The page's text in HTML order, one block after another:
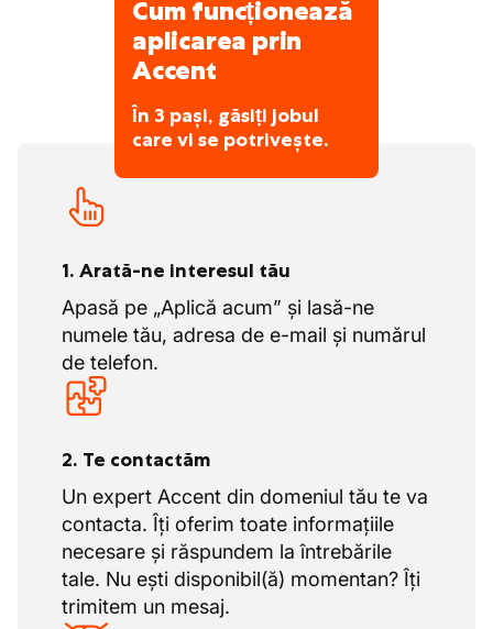
Cum funcționează
aplicarea prin
Accent
În 3 pași, găsiți jobul
care vi se potrivește.
1. Arată-ne interesul tău
Apasă pe „Aplică acum” și lasă-ne
numele tău, adresa de e-mail și numărul
de telefon.
2. Te contactăm
Un expert Accent din domeniul tău te va
contacta. Îți oferim toate informațiile
necesare și răspundem la întrebările
tale. Nu ești disponibil(ă) momentan? Îți
trimitem un mesaj.